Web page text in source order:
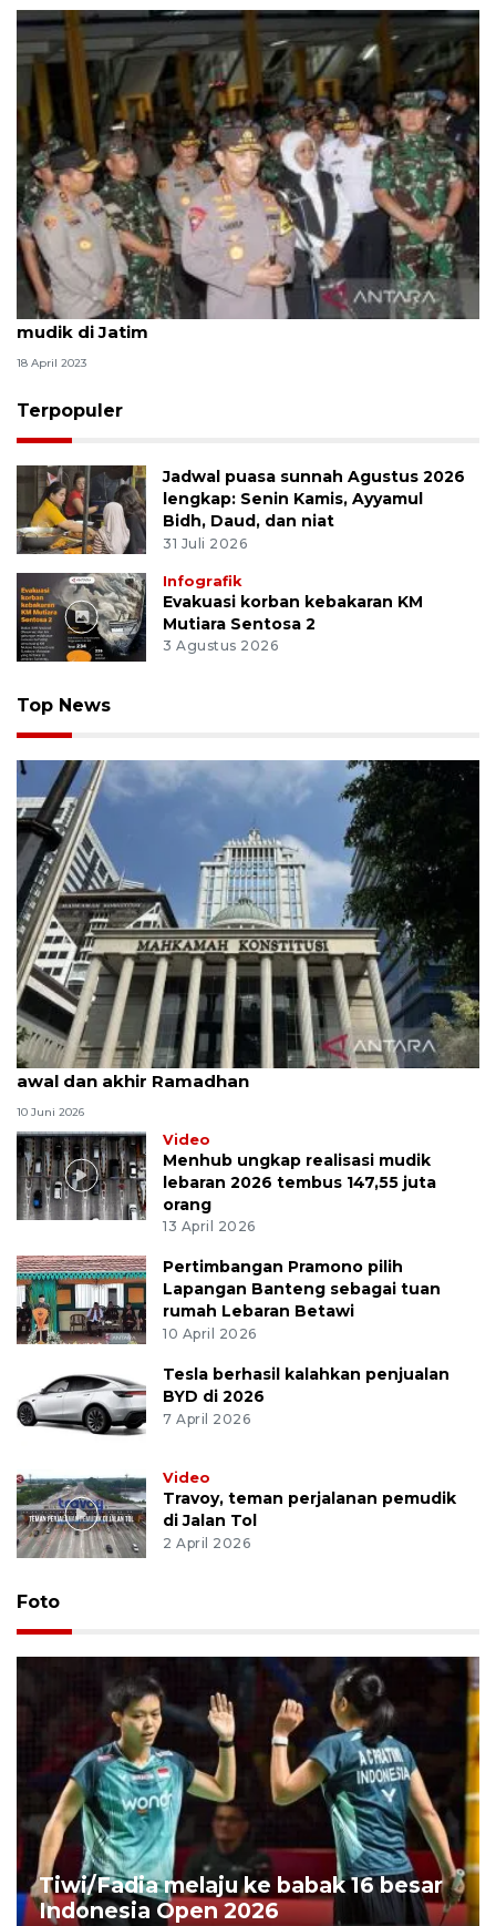
Kapolri: Perwira tinggi diterjunkan pantau arus
mudik di Jatim
18 April 2023
Terpopuler
Jadwal puasa sunnah Agustus 2026
lengkap: Senin Kamis, Ayyamul
Bidh, Daud, dan niat
31 Juli 2026
Infografik
Evakuasi korban kebakaran KM
Mutiara Sentosa 2
3 Agustus 2026
Top News
MK uji materi UU Peradilan Agama perihal isbat
awal dan akhir Ramadhan
10 Juni 2026
Video
Menhub ungkap realisasi mudik
lebaran 2026 tembus 147,55 juta
orang
13 April 2026
Pertimbangan Pramono pilih
Lapangan Banteng sebagai tuan
rumah Lebaran Betawi
10 April 2026
Tesla berhasil kalahkan penjualan
BYD di 2026
7 April 2026
Video
Travoy, teman perjalanan pemudik
di Jalan Tol
2 April 2026
Foto
Tiwi/Fadia melaju ke babak 16 besar
Indonesia Open 2026